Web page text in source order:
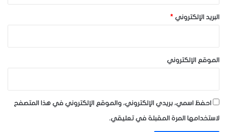
البريد الإلكتروني *
الموقع الإلكتروني
احفظ اسمي، بريدي الإلكتروني، والموقع الإلكتروني في هذا المتصفح
لاستخدامها المرة المقبلة في تعليقي.